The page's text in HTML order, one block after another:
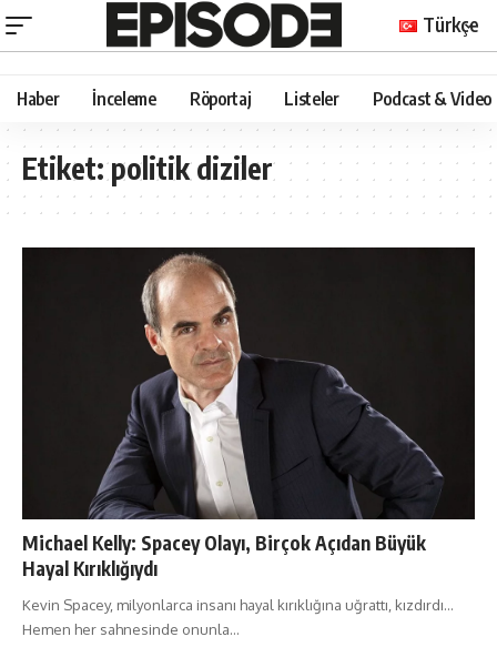
Türkçe
Haber İnceleme Röportaj Listeler Podcast & Video
Etiket:politik diziler
Michael Kelly: Spacey Olayı, Birçok Açıdan Büyük
Hayal Kırıklığıydı
Kevin Spacey, milyonlarca insanı hayal kırıklığına uğrattı, kızdırdı...
Hemen her sahnesinde onunla…